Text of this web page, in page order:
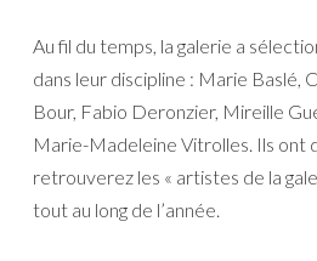
Au fil du temps, la galerie a
dans leur discipline : Marie Baslé,
Bour, Fabio Deronzier, Mireille
Marie-Madeleine Vitrolles. Ils ont
retrouverez les « artistes de la
tout au long de l’année.